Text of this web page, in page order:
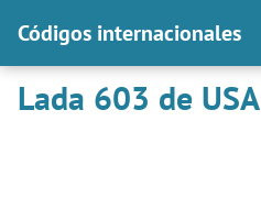
Códigos internacionales
Lada 603 de USA